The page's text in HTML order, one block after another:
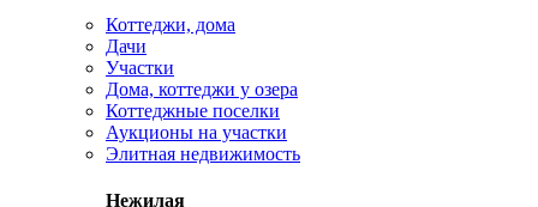
Коттеджи, дома
Дачи
Участки
Дома, коттеджи у озера
Коттеджные поселки
Аукционы на участки
Элитная недвижимость
Нежилая